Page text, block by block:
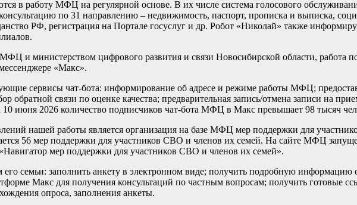
в работу МФЦ на регулярной основе. В их числе система голосового
по 31 направлению – недвижимость, паспорт, прописка и выписка,
РФ, регистрация на Портале госуслуг и др. Робот «Николай» также
МФЦ и министерством цифрового развития и связи Новосибирской области, работа
«Макс».
сервисы чат-бота: информирование об адресе и режиме работы МФЦ;
обратной связи по оценке качества; предварительная запись/отмена записи на
июня 2026 количество подписчиков чат-бота МФЦ в Макс превышает 98 тысяч
нашей работы является организация на базе МФЦ мер поддержки для
56 мер поддержки для участников СВО и членов их семей. На сайте МФЦ
мер поддержки для участников СВО и членов их семей».
семьи: заполнить анкету в электронном виде; получить подробную информацию
Макс для получения консультаций по частным вопросам; получить готовые
опроса, заполнения анкеты.